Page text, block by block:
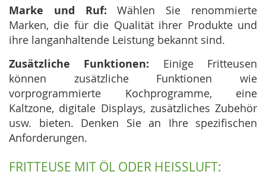
Marke und Ruf: Wählen Sie renommierte
Marken, die für die Qualität ihrer Produkte und
ihre langanhaltende Leistung bekannt sind.
Zusätzliche Funktionen: Einige Fritteusen
können zusätzliche Funktionen wie
vorprogrammierte Kochprogramme, eine
Kaltzone, digitale Displays, zusätzliches Zubehör
usw. bieten. Denken Sie an Ihre spezifischen
Anforderungen.
FRITTEUSE MIT ÖL ODER HEISSLUFT: